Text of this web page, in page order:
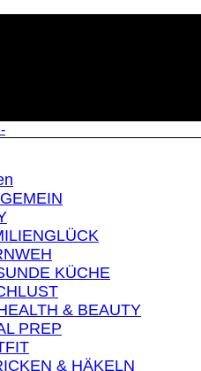
KÜCHE
& BEAUTY
PREP
& HÄKELN